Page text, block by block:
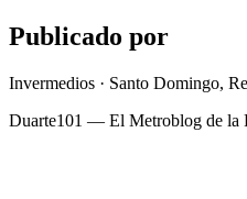
Publicado por
Invermedios · Santo Domingo,
Duarte101 — El Metroblog de la